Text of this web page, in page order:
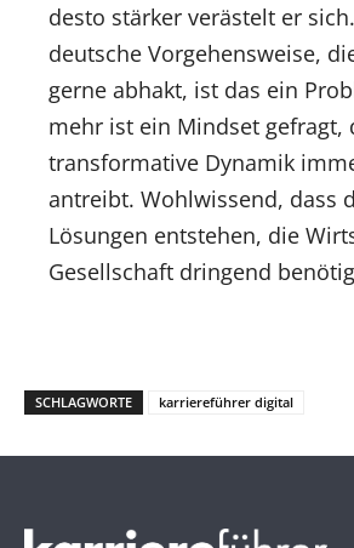
desto stärker verästelt er
deutsche Vorgehensweise,
gerne abhakt, ist das ein
mehr ist ein Mindset gefragt,
transformative Dynamik
antreibt. Wohlwissend, dass
Lösungen entstehen, die
Gesellschaft dringend
SCHLAGWORTE karriereführer digital